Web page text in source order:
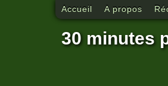
Accueil A propos
30 minutes